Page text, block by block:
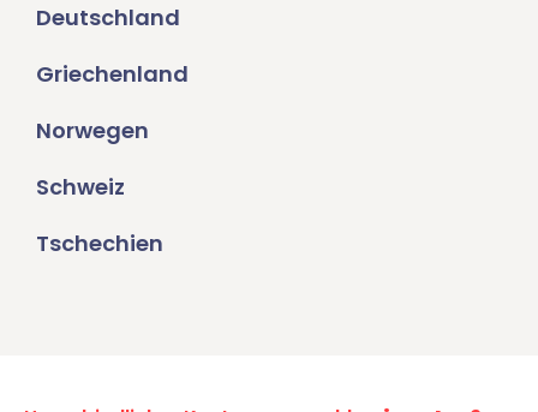
Deutschland
Griechenland
Norwegen
Schweiz
Tschechien